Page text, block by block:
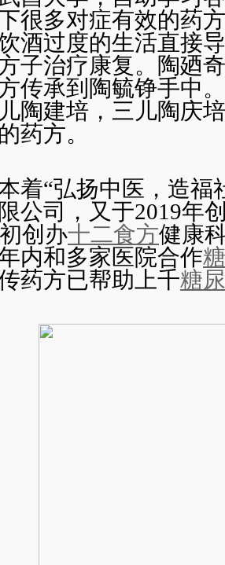
很多对症有效的药
酒过度的生活直接
子治疗康复。陶廼
传承到陶毓铮手中
陶建培，三儿陶庆
药方。
着“弘扬中医，造
公司，又于2019年
创办十二食方健康
内和多家医院合作
药方已帮助上千糖